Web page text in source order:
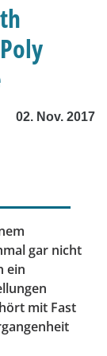
02. Nov. 2017
gar nicht
ein
mit Fast